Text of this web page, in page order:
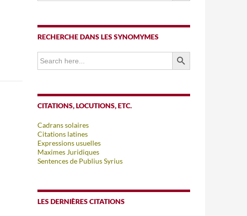
RECHERCHE DANS LES SYNOMYMES
Search
for:
SEARCH BUTTON
CITATIONS, LOCUTIONS, ETC.
Cadrans solaires
Citations latines
Expressions usuelles
Maximes Juridiques
Sentences de Publius Syrius
LES DERNIÈRES CITATIONS